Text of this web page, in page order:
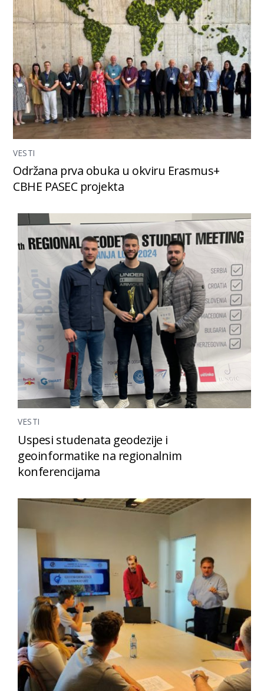
VESTI
Održana prva obuka u okviru Erasmus+
CBHE PASEC projekta
VESTI
Uspesi studenata geodezije i
geoinformatike na regionalnim
konferencijama